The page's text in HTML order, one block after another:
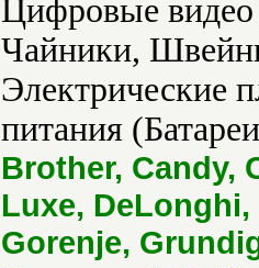
Цифровые
Чайники,
Электрические
питания
Brother, Candy,
Luxe,
Gorenje,